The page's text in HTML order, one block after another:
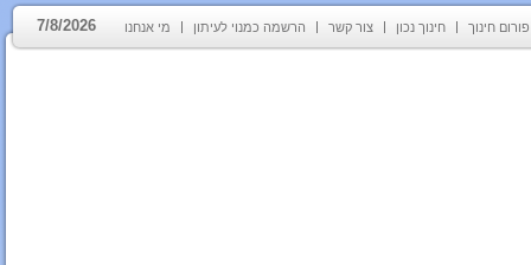
פורום חינוך חינוך נכון צור קשר הרשמה כמנוי לעיתון מי אנחנו 7/8/2026